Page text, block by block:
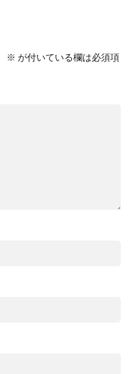
※ が付いている欄は必須項